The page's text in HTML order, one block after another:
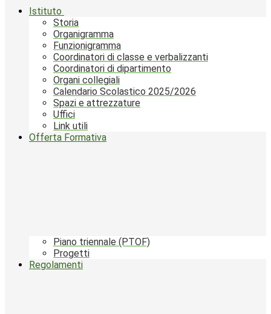
Istituto
Storia
Organigramma
Funzionigramma
Coordinatori di classe e verbalizzanti
Coordinatori di dipartimento
Organi collegiali
Calendario Scolastico 2025/2026
Spazi e attrezzature
Uffici
Link utili
Offerta Formativa
Piano triennale (PTOF)
Progetti
Regolamenti